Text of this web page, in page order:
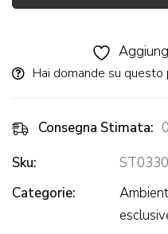
Hai domande su
Consegna Stimata:
Sku:
Categorie: